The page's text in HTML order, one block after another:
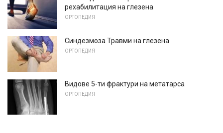
рехабилитация на глезена
ОРТОПЕДИЯ
Синдезмоза Травми на глезена
ОРТОПЕДИЯ
Видове 5-ти фрактури на метатарса
ОРТОПЕДИЯ